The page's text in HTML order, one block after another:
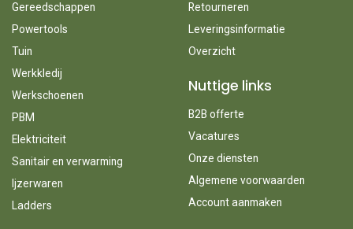
Gereedschappen
Powertools
Tuin
Werkkledij
Werkschoenen
PBM
Elektriciteit
Sanitair en verwarming
Ijzerwaren
Ladders
Retourneren
Leveringsinformatie
Overzicht
Nuttige links
B2B offerte
Vacatures
Onze diensten
Algemene voorwaarden
Account aanmaken